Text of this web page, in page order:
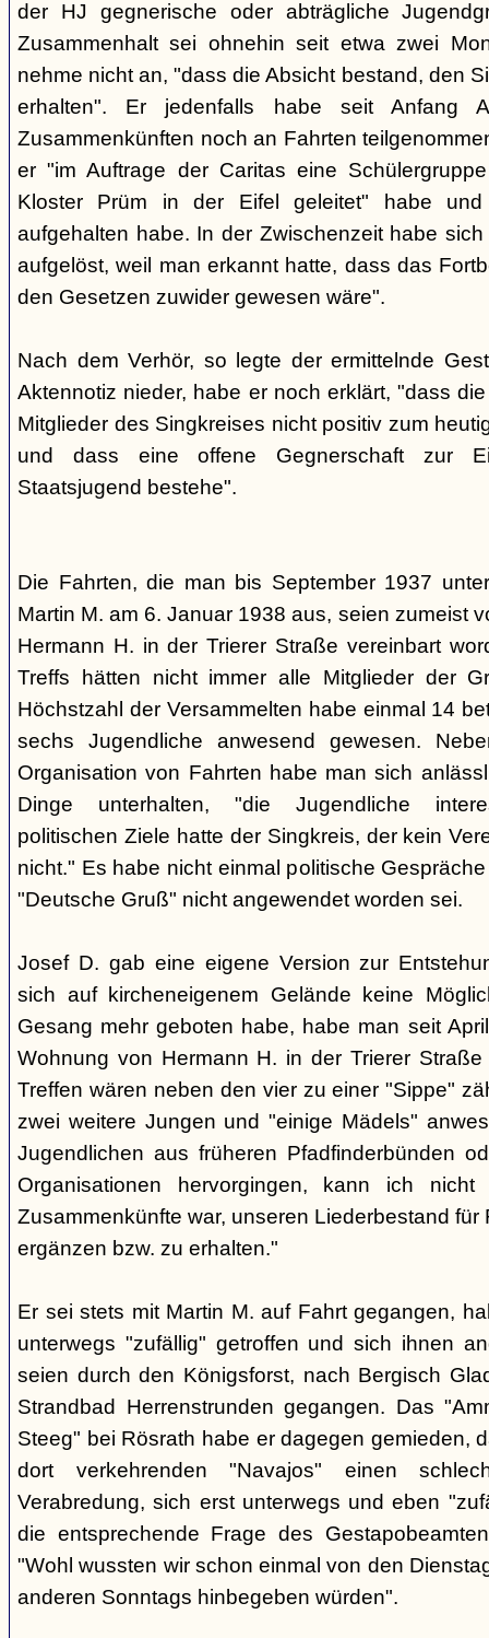
der HJ gegnerische oder abträgliche
Zusammenhalt sei ohnehin seit etwa zwei
nehme nicht an, "dass die Absicht bestand, den
erhalten". Er jedenfalls habe seit Anfang
Zusammenkünften noch an Fahrten
er "im Auftrage der Caritas eine
Kloster Prüm in der Eifel geleitet" habe
aufgehalten habe. In der Zwischenzeit habe
aufgelöst, weil man erkannt hatte, dass das
den Gesetzen zuwider gewesen wäre".
Nach dem Verhör, so legte der ermittelnde
Aktennotiz nieder, habe er noch erklärt, "dass
Mitglieder des Singkreises nicht positiv zum
und dass eine offene Gegnerschaft zur
Staatsjugend bestehe".
Die Fahrten, die man bis September 1937
Martin M. am 6. Januar 1938 aus, seien zumeist
Hermann H. in der Trierer Straße vereinbart
Treffs hätten nicht immer alle Mitglieder der
Höchstzahl der Versammelten habe einmal 14
sechs Jugendliche anwesend gewesen.
Organisation von Fahrten habe man sich
Dinge unterhalten, "die Jugendliche
politischen Ziele hatte der Singkreis, der kein
nicht." Es habe nicht einmal politische
"Deutsche Gruß" nicht angewendet worden sei.
Josef D. gab eine eigene Version zur
sich auf kircheneigenem Gelände keine
Gesang mehr geboten habe, habe man seit
Wohnung von Hermann H. in der Trierer
Treffen wären neben den vier zu einer "Sippe"
zwei weitere Jungen und "einige Mädels"
Jugendlichen aus früheren Pfadfinderbünden
Organisationen hervorgingen, kann ich
Zusammenkünfte war, unseren Liederbestand
ergänzen bzw. zu erhalten."
Er sei stets mit Martin M. auf Fahrt gegangen,
unterwegs "zufällig" getroffen und sich ihnen
seien durch den Königsforst, nach Bergisch
Strandbad Herrenstrunden gegangen. Das
Steeg" bei Rösrath habe er dagegen gemieden,
dort verkehrenden "Navajos" einen
Verabredung, sich erst unterwegs und eben
die entsprechende Frage des
"Wohl wussten wir schon einmal von den
anderen Sonntags hinbegeben würden".